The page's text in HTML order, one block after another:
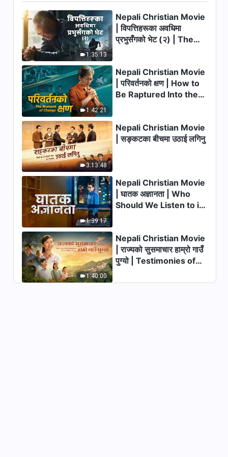
14:59
15:08
परमेश्‍वरका दैनिक वचनहरू: परमेश्‍वरको
कामलाई चिन्‍नु | अंश १६२
10:36
परमेश्‍वरका दैनिक वचनहरू: परमेश्‍वरको
कामलाई चिन्‍नु | अंश १६३
3:41
परमेश्‍वरका दैनिक वचनहरू: परमेश्‍वरको
कामलाई चिन्‍नु | अंश १६४
परमेश्‍वरका दैनिक वचनहरू: परमेश्‍वरको
कामलाई चिन्‍नु | अंश १६५
11:12
परमेश्‍वरका दैनिक वचनहरू: परमेश्‍वरको
कामलाई चिन्‍नु | अंश १६६
1:35:13
Nepali Christian Movie
| विपत्तिहरूका अवधिमा
प्रभुसँगको भेट (२) | The
We Enter the Kingdom
of God?
1:42:21
Nepali Christian Movie
| परिवर्तनको क्षण | How to
Be Raptured Into the
3:13:48
Nepali Christian Movie
| सङ्कटका बीचमा उठाई लगिनु
1:39:17
Nepali Christian Movie
| घातक अज्ञानता | Who
Should We Listen to in
1:40:00
Nepali Christian Movie
| राज्यको सुसमाचार हाम्रो गाउँ
पुग्यो | Testimonies of
the Lord's Return